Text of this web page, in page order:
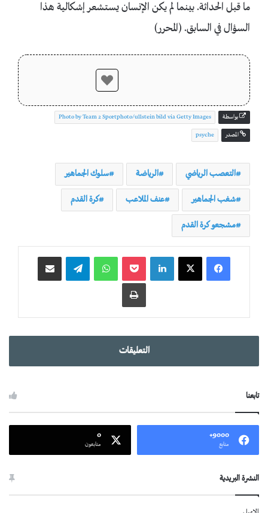
ما قبل الحداثة. بينما لم يكن الإنسان يستشعر إشكالية هذا
السؤال في السابق. (المحرر)
بواسطة Photo by Team 2 Sportphoto/ullstein bild via Getty Images
المصدر psyche
التعصب الرياضي الرياضة سلوك الجماهير
شغب الجماهير عنف الملاعب كرة القدم
مشجعو كرة القدم
واتساب
التعليقات
تابعنا
9000+
متابع
0
متابعون
النشرة البريدية